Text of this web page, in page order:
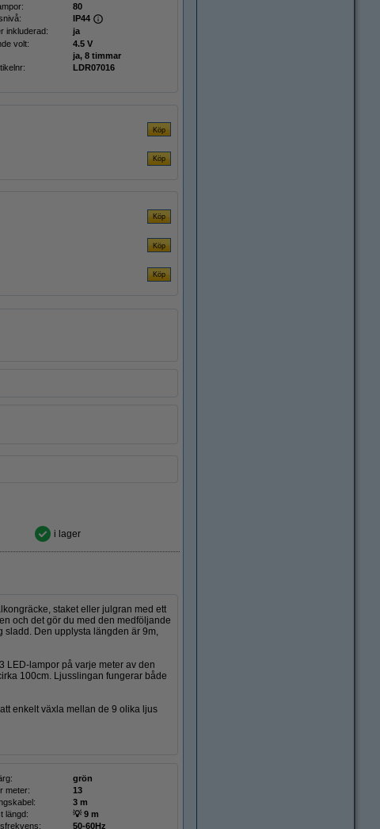
80
IP44
inkluderad:
ja
volt:
4.5 V
ja, 8 timmar
LDR07016
i lager
staket eller julgran med ett
och det gör du med den medföljande
sladd. Den upplysta längden är 9m,
LED-lampor på varje meter av den
100cm. Ljusslingan fungerar både
enkelt växla mellan de 9 olika ljus
grön
meter:
13
3 m
längd:
💡 9 m
50-60Hz